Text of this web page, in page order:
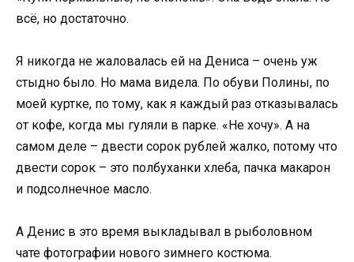
всё, но достаточно.
Я никогда не жаловалась ей на Дениса – очень уж
стыдно было. Но мама видела. По обуви Полины, по
моей куртке, по тому, как я каждый раз отказывалась
от кофе, когда мы гуляли в парке. «Не хочу». А на
самом деле – двести сорок рублей жалко, потому что
двести сорок – это полбуханки хлеба, пачка макарон
и подсолнечное масло.
А Денис в это время выкладывал в рыболовном
чате фотографии нового зимнего костюма.